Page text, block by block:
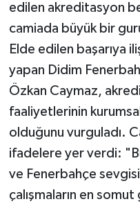
edilen akreditasyon
camiada büyük bir
Elde edilen başarıya
yapan Didim
Özkan Caymaz,
faaliyetlerinin
olduğunu vurguladı.
ifadelere yer verdi:
ve Fenerbahçe
çalışmaların en